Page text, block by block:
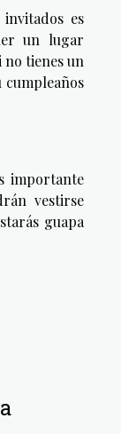
es
un lugar
no tienes un
importante
vestirse
guapa